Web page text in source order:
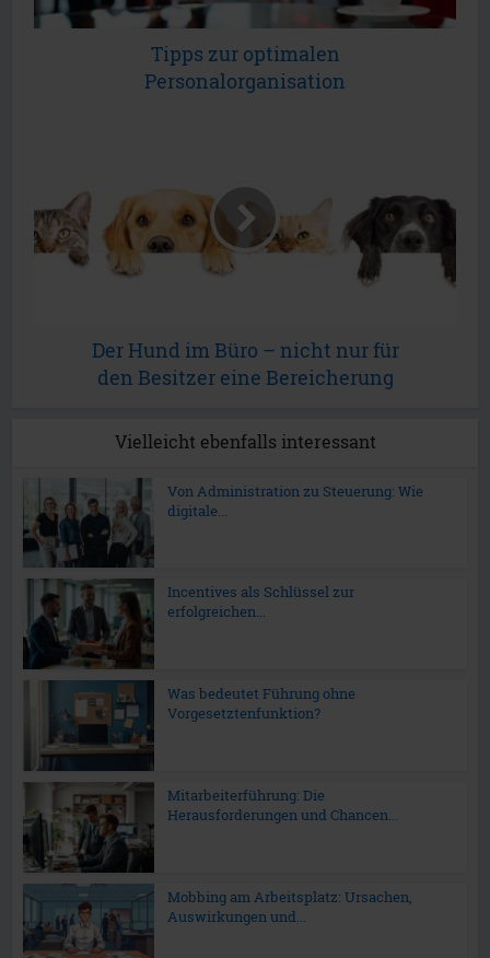
Tipps zur optimalen
Personalorganisation
Der Hund im Büro – nicht nur für
den Besitzer eine Bereicherung
Vielleicht ebenfalls interessant
Von Administration zu Steuerung: Wie
digitale...
Incentives als Schlüssel zur
erfolgreichen...
Was bedeutet Führung ohne
Vorgesetztenfunktion?
Mitarbeiterführung: Die
Herausforderungen und Chancen...
Mobbing am Arbeitsplatz: Ursachen,
Auswirkungen und...